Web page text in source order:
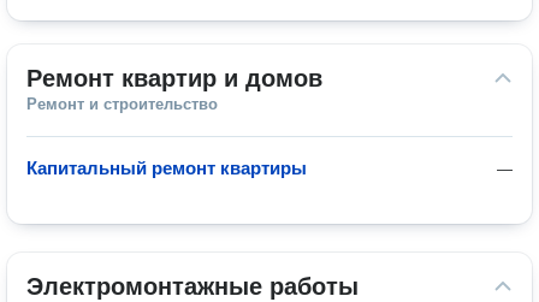
Ремонт квартир и домов
Ремонт и строительство
—
Капитальный ремонт квартиры
Электромонтажные работы